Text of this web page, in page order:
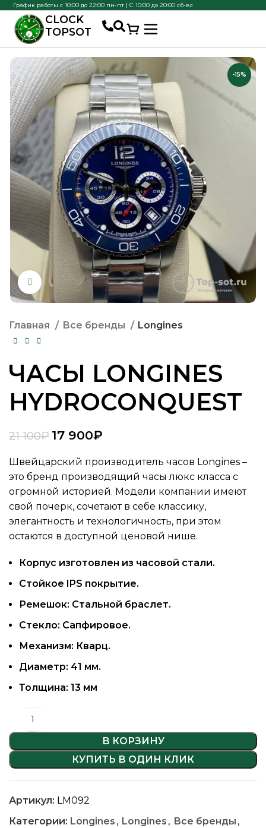
График работы с 10:00 до 22:00 пн-пт | С 10:00 до 20:00 сб-вс
CLOCK
TOPSOT
-15%
Нажмите, чтобы увеличить
Главная Все бренды Longines
ЧАСЫ LONGINES
HYDROCONQUEST
21 100₽ 17 900₽
Швейцарский производитель часов Longines –
это бренд производящий часы люкс класса с
огромной историей. Модели компании имеют
свой почерк, сочетают в себе классику,
элегантность и технологичность, при этом
остаются в доступной ценовой нише.
Корпус изготовлен из часовой стали.
Стойкое IPS покрытие.
Ремешок: Стальной браслет.
Стекло: Сапфировое.
Механизм: Кварц.
Диаметр: 41 мм.
Толщина: 13 мм
В КОРЗИНУ
КУПИТЬ В ОДИН КЛИК
Артикул: LM092
Категории: Longines , Longines , Все бренды ,